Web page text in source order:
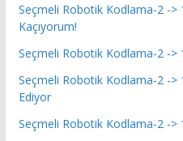
Seçmeli Robotik Kodlama-2 ->
Kaçıyorum!
Seçmeli Robotik Kodlama-2 -
Seçmeli Robotik Kodlama-2 -
Ediyor
Seçmeli Robotik Kodlama-2 -